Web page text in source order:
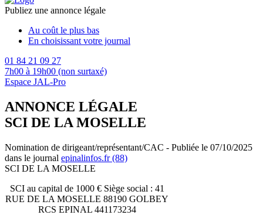
Publiez une annonce légale
Au coût le plus bas
En choisissant votre journal
01 84 21 09 27
7h00 à 19h00 (non surtaxé)
Espace JAL-Pro
ANNONCE LÉGALE
SCI DE LA MOSELLE
Nomination de dirigeant/représentant/CAC - Publiée le 07/10/2025
dans le journal epinalinfos.fr (88)
SCI DE LA MOSELLE
SCI au capital de 1000 € Siège social : 41
RUE DE LA MOSELLE 88190 GOLBEY
RCS EPINAL 441173234